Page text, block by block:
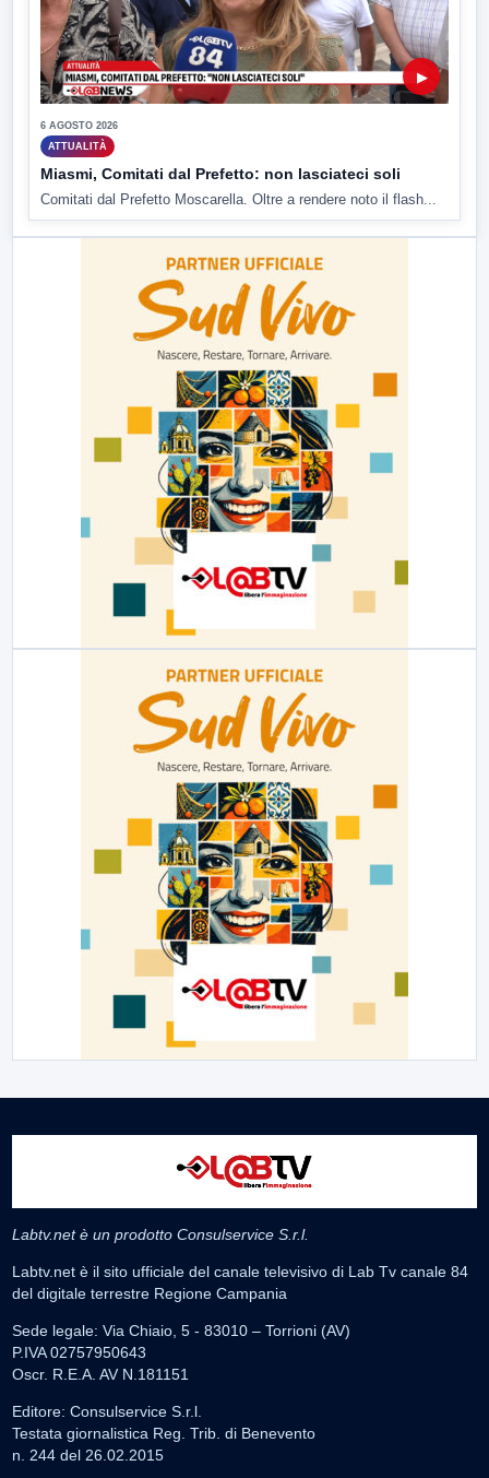
▶
6 AGOSTO 2026
ATTUALITÀ
Miasmi, Comitati dal Prefetto: non lasciateci soli
Comitati dal Prefetto Moscarella. Oltre a rendere noto il flash...
Labtv.net è un prodotto Consulservice S.r.l.
Labtv.net è il sito ufficiale del canale televisivo di Lab Tv canale 84
del digitale terrestre Regione Campania
Sede legale: Via Chiaio, 5 - 83010 – Torrioni (AV)
P.IVA 02757950643
Oscr. R.E.A. AV N.181151
Editore: Consulservice S.r.l.
Testata giornalistica Reg. Trib. di Benevento
n. 244 del 26.02.2015